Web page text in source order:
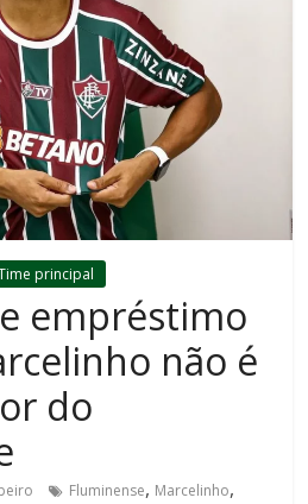
principal
empréstimo
não é
do
Fluminense, Marcelinho,